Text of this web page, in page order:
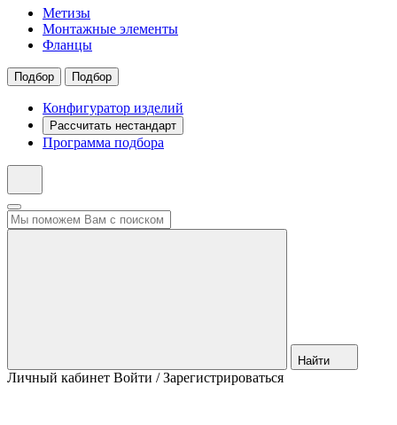
Метизы
Монтажные элементы
Фланцы
Подбор Подбор
Конфигуратор изделий
Рассчитать нестандарт
Программа подбора
Найти
Личный кабинет Войти / Зарегистрироваться